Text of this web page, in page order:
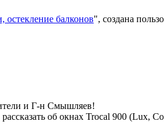
балконов", создана
и Г-н Смышляев!
об окнах Trocal 900 (Lux,